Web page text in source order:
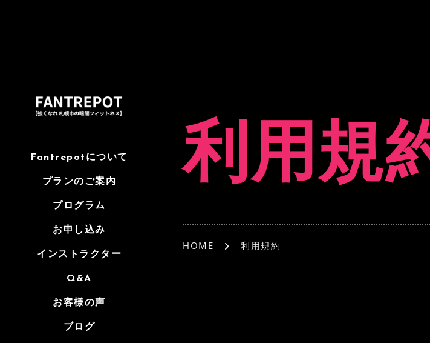
Fantrepotについて
プランのご案内
プログラム
お申し込み
インストラクター
Q&A
お客様の声
ブログ
利用規
HOME 利用規約